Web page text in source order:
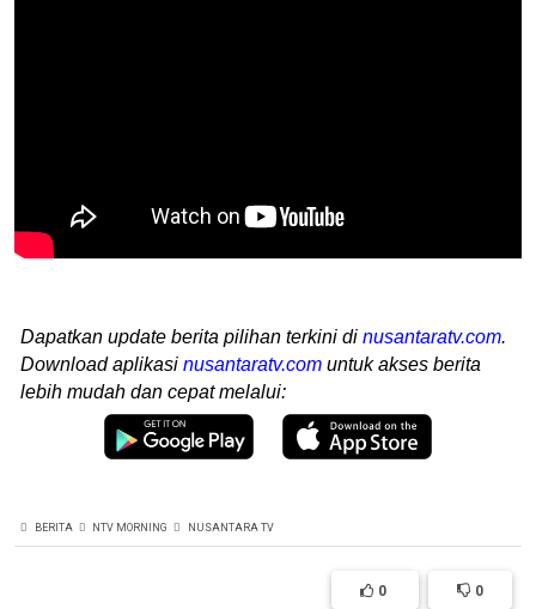
Dapatkan update berita pilihan terkini di nusantaratv.com.
Download aplikasi nusantaratv.com untuk akses berita
lebih mudah dan cepat melalui:
BERITA NTV MORNING NUSANTARA TV
0 0